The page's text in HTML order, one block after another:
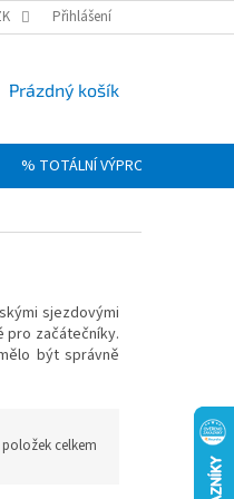
OBCHODNÍ PODMÍNKY
Přihlášení
NÁKUPNÍ
Prázdný košík
% TOTÁLNÍ VÝPRODEJ
sjezdovými
začátečníky.
být správně
položek celkem